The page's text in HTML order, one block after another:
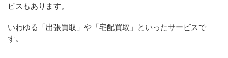
ビスもあります。
いわゆる「出張買取」や「宅配買取」といったサービスで
す。